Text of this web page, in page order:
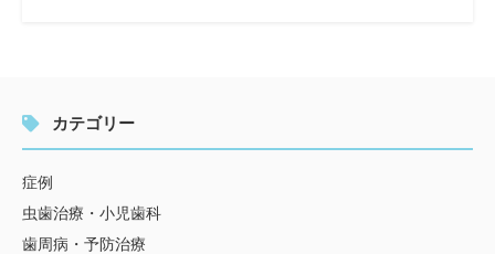
カテゴリー
症例
虫歯治療・小児歯科
歯周病・予防治療